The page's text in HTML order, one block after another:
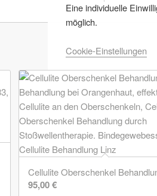
Cellulite Oberschenkel
95,00€
Eine individuelle
möglich.
Cookie-Einstellungen
Eine Änderung der
Menüpunkten
"Cookie-Einstellungen
ZuImpressum